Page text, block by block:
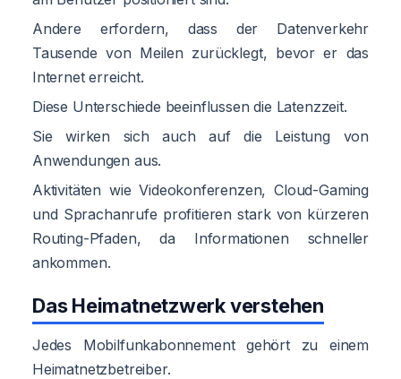
Andere erfordern, dass der Datenverkehr
Tausende von Meilen zurücklegt, bevor er das
Internet erreicht.
Diese Unterschiede beeinflussen die Latenzzeit.
Sie wirken sich auch auf die Leistung von
Anwendungen aus.
Aktivitäten wie Videokonferenzen, Cloud-Gaming
und Sprachanrufe profitieren stark von kürzeren
Routing-Pfaden, da Informationen schneller
ankommen.
Das Heimatnetzwerk verstehen
Jedes Mobilfunkabonnement gehört zu einem
Heimatnetzbetreiber.